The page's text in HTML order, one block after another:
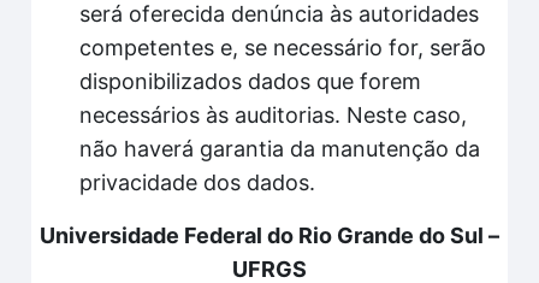
será oferecida denúncia às autoridades
competentes e, se necessário for, serão
disponibilizados dados que forem
necessários às auditorias. Neste caso,
não haverá garantia da manutenção da
privacidade dos dados.
Universidade Federal do Rio Grande do Sul –
UFRGS